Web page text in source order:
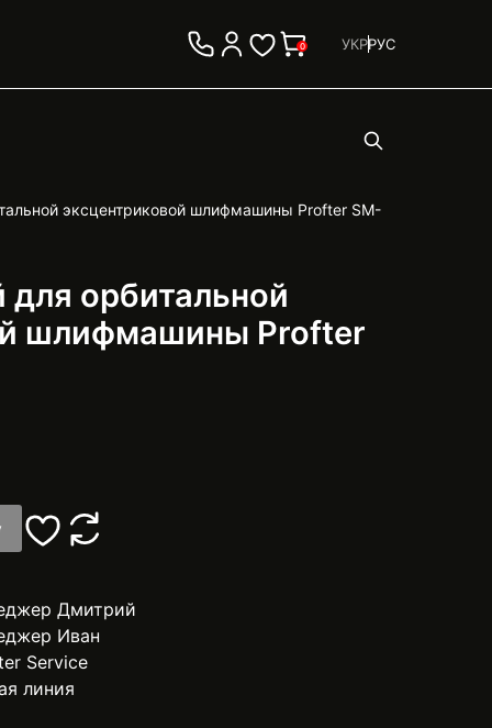
0 УКРРУС
эксцентриковой шлифмашины Profter SM-
орбитальной
шлифмашины Profter
Дмитрий
Иван
Service
линия